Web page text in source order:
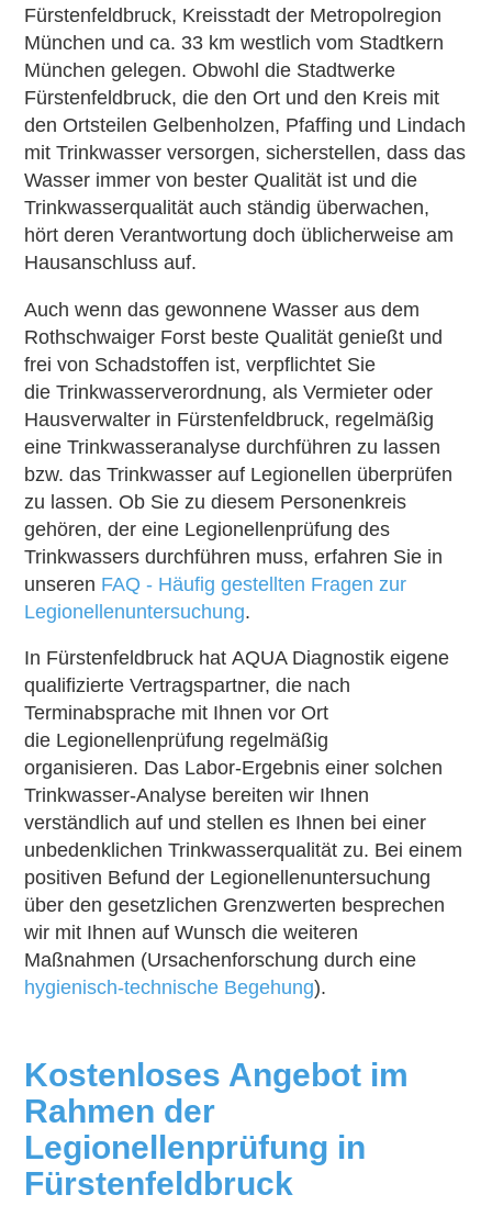
Fürstenfeldbruck, Kreisstadt der Metropolregion
München und ca. 33 km westlich vom Stadtkern
München gelegen. Obwohl die Stadtwerke
Fürstenfeldbruck, die den Ort und den Kreis mit
den Ortsteilen Gelbenholzen, Pfaffing und Lindach
mit Trinkwasser versorgen, sicherstellen, dass das
Wasser immer von bester Qualität ist und die
Trinkwasserqualität auch ständig überwachen,
hört deren Verantwortung doch üblicherweise am
Hausanschluss auf.
Auch wenn das gewonnene Wasser aus dem
Rothschwaiger Forst beste Qualität genießt und
frei von Schadstoffen ist, verpflichtet Sie
die Trinkwasserverordnung, als Vermieter oder
Hausverwalter in Fürstenfeldbruck, regelmäßig
eine Trinkwasseranalyse durchführen zu lassen
bzw. das Trinkwasser auf Legionellen überprüfen
zu lassen. Ob Sie zu diesem Personenkreis
gehören, der eine Legionellenprüfung des
Trinkwassers durchführen muss, erfahren Sie in
unseren FAQ - Häufig gestellten Fragen zur
Legionellenuntersuchung.
In Fürstenfeldbruck hat AQUA Diagnostik eigene
qualifizierte Vertragspartner, die nach
Terminabsprache mit Ihnen vor Ort
die Legionellenprüfung regelmäßig
organisieren. Das Labor-Ergebnis einer solchen
Trinkwasser-Analyse bereiten wir Ihnen
verständlich auf und stellen es Ihnen bei einer
unbedenklichen Trinkwasserqualität zu. Bei einem
positiven Befund der Legionellenuntersuchung
über den gesetzlichen Grenzwerten besprechen
wir mit Ihnen auf Wunsch die weiteren
Maßnahmen (Ursachenforschung durch eine
hygienisch-technische Begehung).
Kostenloses Angebot im
Rahmen der
Legionellenprüfung in
Fürstenfeldbruck